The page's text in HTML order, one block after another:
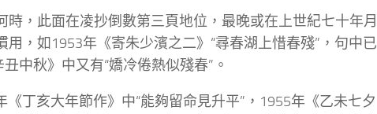
時，此面在凌抄倒數第三頁地位，最晚或在上世紀七十年月
用，如1953年《寄朱少濱之二》“尋春湖上惜春殘”，句中已
中秋》中又有“嬌冷倦熱似殘春”。
《丁亥大年節作》中“能夠留命見升平”，1955年《乙未七夕